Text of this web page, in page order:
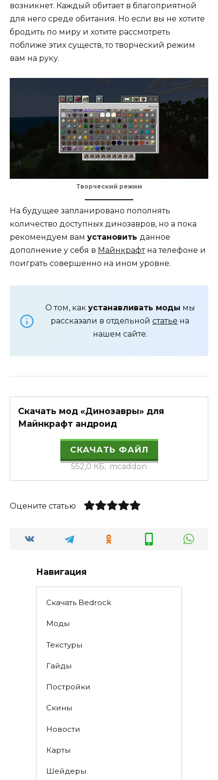
возникнет. Каждый обитает в благоприятной
для него среде обитания. Но если вы не хотите
бродить по миру и хотите рассмотреть
поближе этих существ, то творческий режим
вам на руку.
Творческий режим
На будущее запланировано пополнять
количество доступных динозавров, но а пока
рекомендуем вам установить данное
дополнение у себя в Майнкрафтна телефоне и
поиграть совершенно на ином уровне.
О том, как устанавливать моды мы
рассказали в отдельной статье на
нашем сайте.
Скачать мод «Динозавры» для
Майнкрафт андроид
СКАЧАТЬ ФАЙЛ
552,0 КБ, .mcaddon
Оцените статью
Навигация
Скачать Bedrock
Моды
Текстуры
Гайды
Постройки
Скины
Новости
Карты
Шейдеры